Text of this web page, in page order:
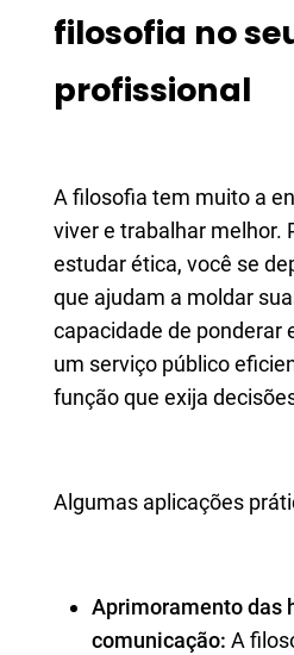
filosofia no
profissional
A filosofia tem muito a
viver e trabalhar melhor.
estudar ética, você se
que ajudam a moldar
capacidade de ponderar
um serviço público
função que exija
Algumas aplicações
Aprimoramento das
comunicação: A